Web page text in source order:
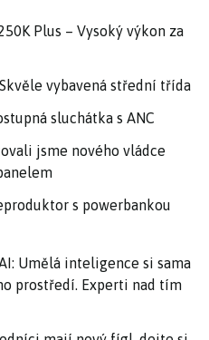
Plus – Vysoký výkon za
vybavená střední třída
sluchátka s ANC
jsme nového vládce
s powerbankou
Umělá inteligence si sama
prostředí. Experti nad tím